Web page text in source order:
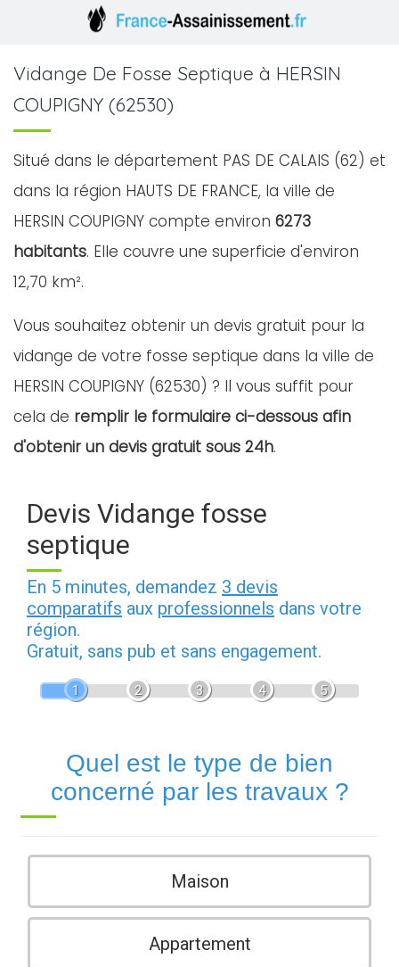
Vidange De Fosse Septique à HERSIN
COUPIGNY (62530)
Situé dans le département PAS DE CALAIS (62) et
dans la région HAUTS DE FRANCE, la ville de
HERSIN COUPIGNY compte environ 6273
habitants. Elle couvre une superficie d'environ
12,70 km².
Vous souhaitez obtenir un devis gratuit pour la
vidange de votre fosse septique dans la ville de
HERSIN COUPIGNY (62530) ? Il vous suffit pour
cela de remplir le formulaire ci-dessous afin
d'obtenir un devis gratuit sous 24h.
Devis Vidange fosse
septique
En 5 minutes, demandez 3 devis
comparatifs aux professionnels dans votre
région.
Gratuit, sans pub et sans engagement.
1 2 3 4 5
Quel est le type de bien
concerné par les travaux ?
Maison
Appartement